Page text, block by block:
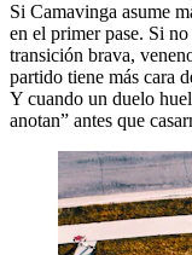
Si Camavinga asume
en el primer pase. Si
transición brava,
partido tiene más cara
Y cuando un duelo
anotan” antes que